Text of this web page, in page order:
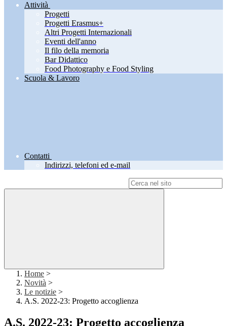
Attività
Progetti
Progetti Erasmus+
Altri Progetti Internazionali
Eventi dell'anno
Il filo della memoria
Bar Didattico
Food Photography e Food Styling
Scuola & Lavoro
Contatti
Indirizzi, telefoni ed e-mail
Home >
Novità >
Le notizie >
A.S. 2022-23: Progetto accoglienza
A.S. 2022-23: Progetto accoglienza